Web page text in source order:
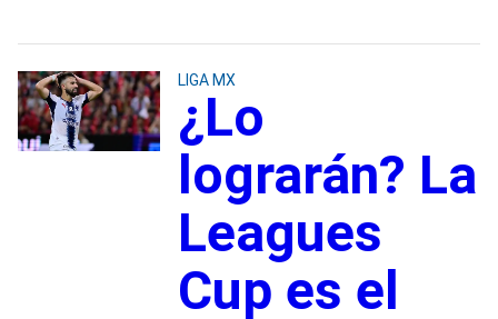
LIGA MX
¿Lo
lograrán? La
Leagues
Cup es el